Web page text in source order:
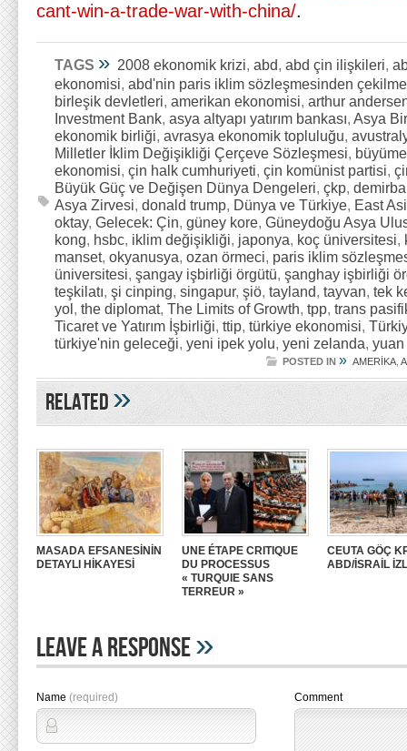
cant-win-a-trade-war-with-china/.
TAGS » 2008 ekonomik krizi, abd, abd çin ilişkileri,
ekonomisi, abd'nin paris iklim sözleşmesinden
birleşik devletleri, amerikan ekonomisi, arthur
Investment Bank, asya altyapı yatırım bankası, Asya
ekonomik birliği, avrasya ekonomik topluluğu,
Milletler İklim Değişikliği Çerçeve Sözleşmesi,
ekonomisi, çin halk cumhuriyeti, çin komünist partisi,
Büyük Güç ve Değişen Dünya Dengeleri, çkp,
Asya Zirvesi, donald trump, Dünya ve Türkiye, East
oktay, Gelecek: Çin, güney kore, Güneydoğu Asya
kong, hsbc, iklim değişikliği, japonya, koç üniversitesi,
manset, okyanusya, ozan örmeci, paris iklim
üniversitesi, şangay işbirliği örgütü, şanghay işbirliği
teşkilatı, şi cinping, singapur, şiö, tayland, tayvan, tek
yol, the diplomat, The Limits of Growth, tpp, trans
Ticaret ve Yatırım İşbirliği, ttip, türkiye ekonomisi,
türkiye'nin geleceği, yeni ipek yolu, yeni zelanda, yuan
POSTED IN » AMERİKA
Related»
MASADA EFSANESİNİN
DETAYLI HİKAYESİ
UNE ÉTAPE CRITIQUE
DU PROCESSUS
« TURQUIE SANS
TERREUR »
CEUTA GÖÇ
ABD/İSRAİL
Leave A Response»
Name (required) Comment